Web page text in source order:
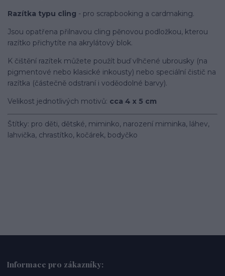
Razítka typu cling - pro scrapbooking a cardmaking.
Jsou opatřena přilnavou cling pěnovou podložkou, kterou
razítko přichytíte na akrylátový blok.
K čištění razítek můžete použít buď vlhčené ubrousky (na
pigmentové nebo klasické inkousty) nebo speciální čistič na
razítka (částečně odstraní i voděodolné barvy).
Velikost jednotlivých motivů: cca 4 x 5 cm
Štítky: pro děti, dětské, miminko, narození miminka, láhev,
lahvička, chrastítko, kočárek, bodyčko
Informace pro zákazníky: